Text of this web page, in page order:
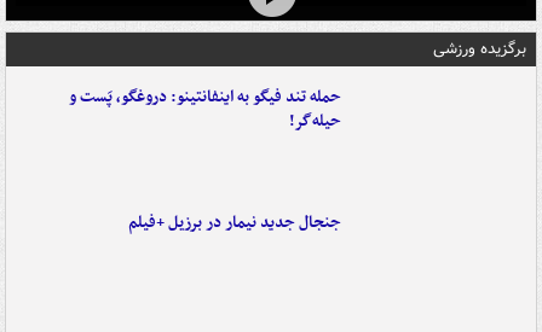
برگزیده ورزشی
حمله تند فیگو به اینفانتینو: دروغگو، پَست‌ و
حیله‌گر!
جنجال جدید نیمار در برزیل +فیلم